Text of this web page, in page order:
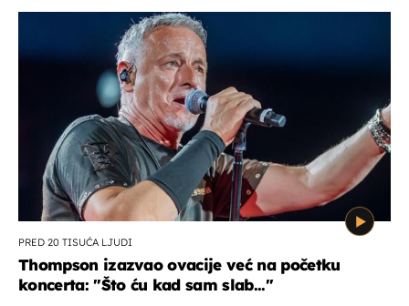
PRED 20 TISUĆA LJUDI
Thompson izazvao ovacije već na početku
koncerta: "Što ću kad sam slab..."